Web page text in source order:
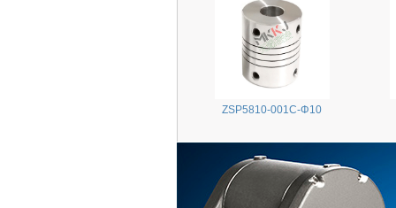
ZSP5810-001C-Φ10